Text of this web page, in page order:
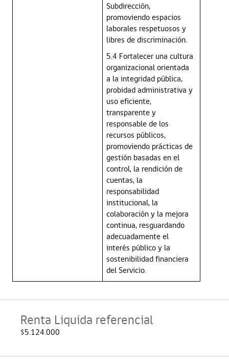
Subdirección,
promoviendo espacios
laborales respetuosos y
libres de discriminación.
5.4 Fortalecer una cultura
organizacional orientada
a la integridad pública,
probidad administrativa y
uso eficiente,
transparente y
responsable de los
recursos públicos,
promoviendo prácticas de
gestión basadas en el
control, la rendición de
cuentas, la
responsabilidad
institucional, la
colaboración y la mejora
continua, resguardando
adecuadamente el
interés público y la
sostenibilidad financiera
del Servicio.
Renta Liquida referencial
$5.124.000